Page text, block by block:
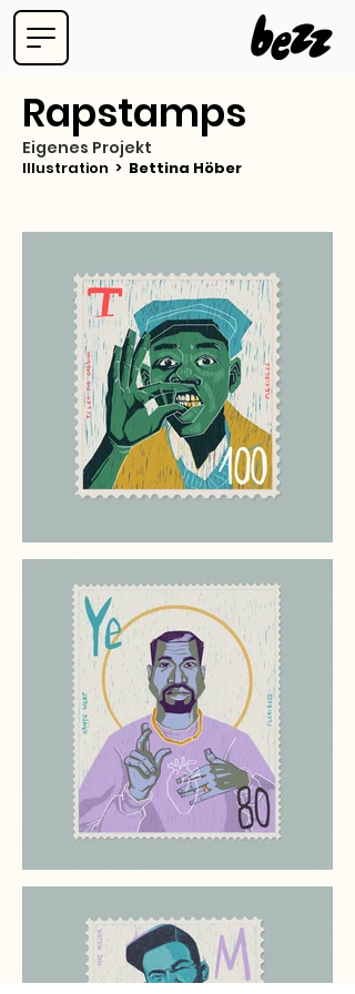
Rapstamps
Eigenes Projekt
Illustration > Bettina Höber